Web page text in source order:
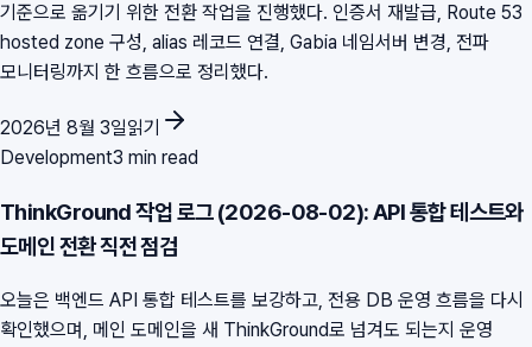
기준으로 옮기기 위한 전환 작업을 진행했다. 인증서 재발급, Route 53
hosted zone 구성, alias 레코드 연결, Gabia 네임서버 변경, 전파
모니터링까지 한 흐름으로 정리했다.
2026년 8월 3일읽기
Development3 min read
ThinkGround 작업 로그 (2026-08-02): API 통합 테스트와
도메인 전환 직전 점검
오늘은 백엔드 API 통합 테스트를 보강하고, 전용 DB 운영 흐름을 다시
확인했으며, 메인 도메인을 새 ThinkGround로 넘겨도 되는지 운영